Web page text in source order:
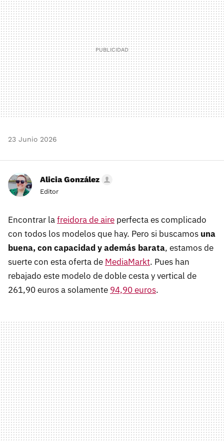
23 Junio 2026
Alicia González
Editor
Encontrar lafreidora de aire perfecta es complicado
con todos los modelos que hay. Pero si buscamos una
buena, con capacidad y además barata, estamos de
suerte con esta oferta de MediaMarkt. Pues han
rebajado este modelo de doble cesta y vertical de
261,90 euros a solamente 94,90 euros.